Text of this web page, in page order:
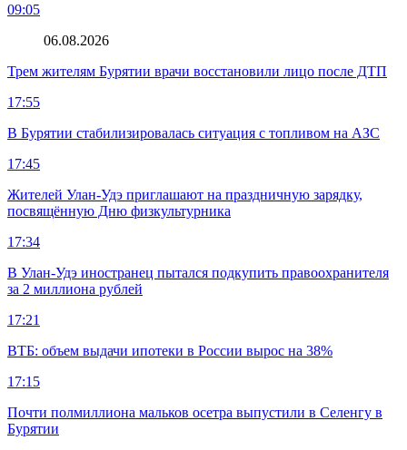
09:05
06.08.2026
Трем жителям Бурятии врачи восстановили лицо после ДТП
17:55
В Бурятии стабилизировалась ситуация с топливом на АЗС
17:45
Жителей Улан-Удэ приглашают на праздничную зарядку,
посвящённую Дню физкультурника
17:34
В Улан-Удэ иностранец пытался подкупить правоохранителя
за 2 миллиона рублей
17:21
ВТБ: объем выдачи ипотеки в России вырос на 38%
17:15
Почти полмиллиона мальков осетра выпустили в Селенгу в
Бурятии